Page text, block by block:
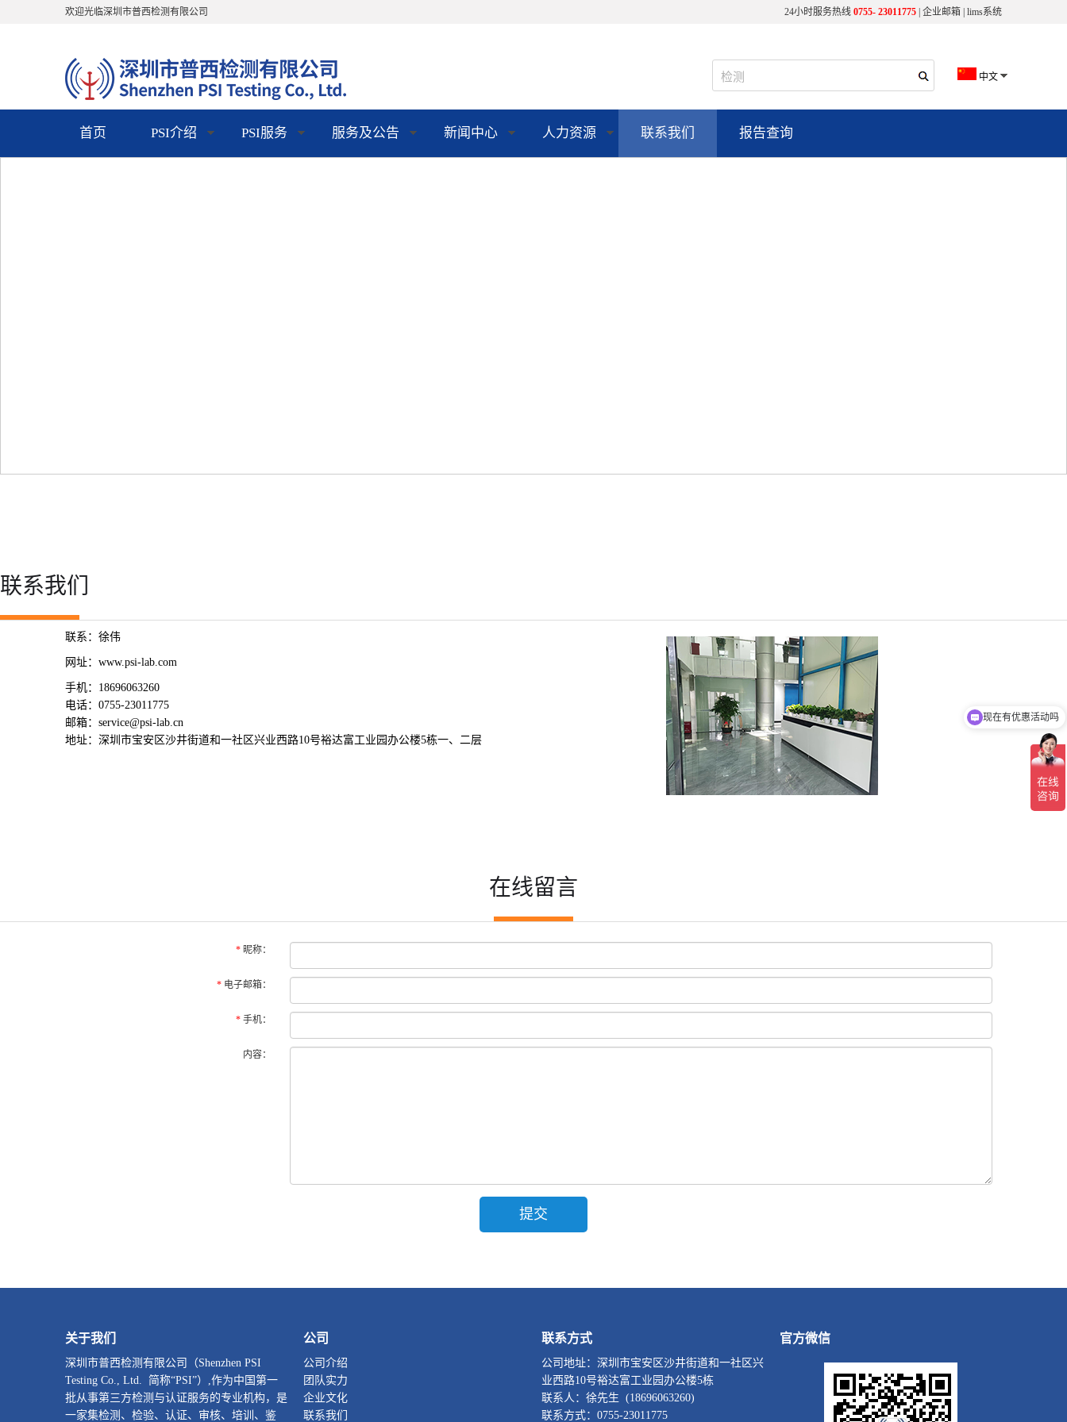
欢迎光临深圳市普西检测有限公司 24小时服务热线 0755- 23011775 企业邮箱 lims系统
中文
首页 PSI介绍 PSI服务 服务及公告 新闻中心 人力资源 联系我们 报告查询
联系我们
联系：徐伟
网址：www.psi-lab.com
手机：18696063260
电话：0755-23011775
邮箱：service@psi-lab.cn
地址：深圳市宝安区沙井街道和一社区兴业西路10号裕达富工业园办公楼5栋一、二层
在线留言
* 昵称：
* 电子邮箱：
* 手机：
内容：
关于我们
深圳市普西检测有限公司（Shenzhen PSI
Testing Co., Ltd. 简称“PSI”）,作为中国第一
批从事第三方检测与认证服务的专业机构，是
一家集检测、检验、认证、审核、培训、鉴
公司
公司介绍
团队实力
企业文化
联系我们
联系方式
公司地址：深圳市宝安区沙井街道和一社区兴
业西路10号裕达富工业园办公楼5栋
联系人：徐先生 (18696063260)
联系方式：0755-23011775
官方微信
现在有优惠活动吗